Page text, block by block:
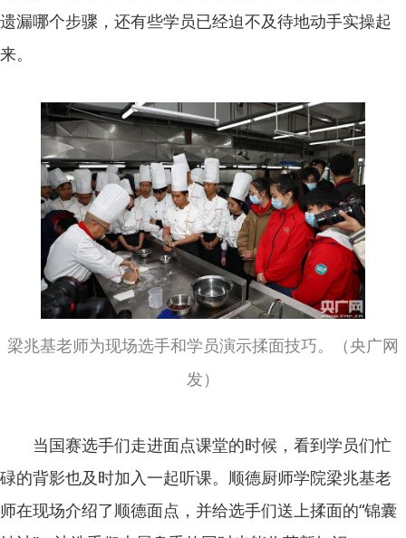
遗漏哪个步骤，还有些学员已经迫不及待地动手实操起
来。
梁兆基老师为现场选手和学员演示揉面技巧。（央广网
发）
当国赛选手们走进面点课堂的时候，看到学员们忙
碌的背影也及时加入一起听课。顺德厨师学院梁兆基老
师在现场介绍了顺德面点，并给选手们送上揉面的“锦囊